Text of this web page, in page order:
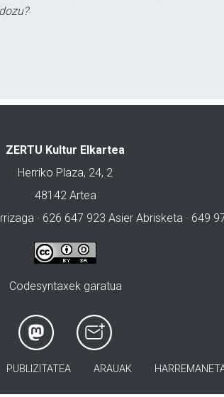
ZERTU Kultur Elkartea
Herriko Plaza, 24, 2
48142 Artea
· 626 647 923 Asier Abrisketa · 649
Codesyntaxek garatua
PUBLIZITATEA ARAUAK